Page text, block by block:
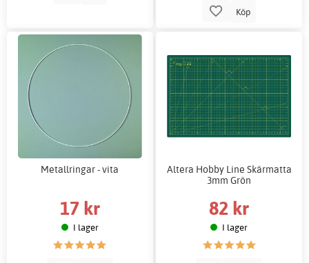
Köp
Metallringar - vita
17 kr
I lager
Altera Hobby Line Skärmatta
3mm Grön
82 kr
I lager